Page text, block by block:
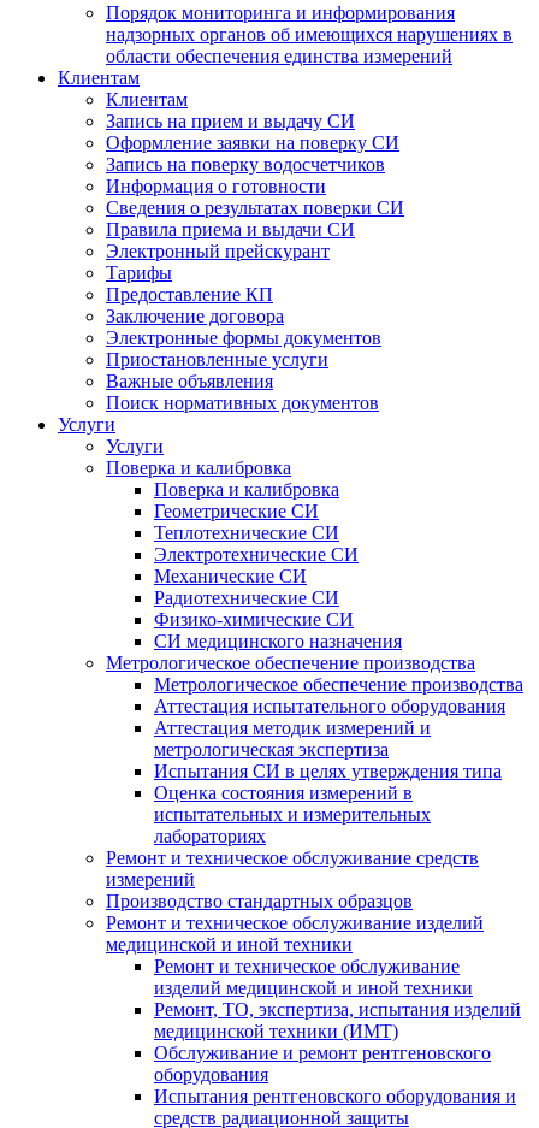
Порядок мониторинга и информирования
надзорных органов об имеющихся нарушениях в
области обеспечения единства измерений
Клиентам
Клиентам
Запись на прием и выдачу СИ
Оформление заявки на поверку СИ
Запись на поверку водосчетчиков
Информация о готовности
Сведения о результатах поверки СИ
Правила приема и выдачи СИ
Электронный прейскурант
Тарифы
Предоставление КП
Заключение договора
Электронные формы документов
Приостановленные услуги
Важные объявления
Поиск нормативных документов
Услуги
Услуги
Поверка и калибровка
Поверка и калибровка
Геометрические СИ
Теплотехнические СИ
Электротехнические СИ
Механические СИ
Радиотехнические СИ
Физико-химические СИ
СИ медицинского назначения
Метрологическое обеспечение производства
Метрологическое обеспечение производства
Аттестация испытательного оборудования
Аттестация методик измерений и
метрологическая экспертиза
Испытания СИ в целях утверждения типа
Оценка состояния измерений в
испытательных и измерительных
лабораториях
Ремонт и техническое обслуживание средств
измерений
Производство стандартных образцов
Ремонт и техническое обслуживание изделий
медицинской и иной техники
Ремонт и техническое обслуживание
изделий медицинской и иной техники
Ремонт, ТО, экспертиза, испытания изделий
медицинской техники (ИМТ)
Обслуживание и ремонт рентгеновского
оборудования
Испытания рентгеновского оборудования и
средств радиационной защиты